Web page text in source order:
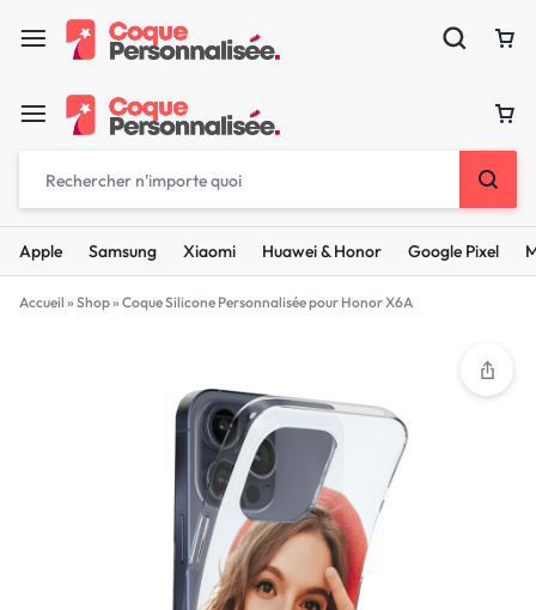
Apple Samsung Xiaomi Huawei & Honor Google Pixel
Accueil » Shop» Coque Silicone Personnalisée pour Honor X6A